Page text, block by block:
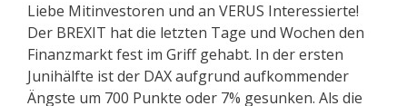
Liebe Mitinvestoren und an VERUS Interessierte!
Der BREXIT hat die letzten Tage und Wochen den
Finanzmarkt fest im Griff gehabt. In der ersten
Junihälfte ist der DAX aufgrund aufkommender
Ängste um 700 Punkte oder 7% gesunken. Als die